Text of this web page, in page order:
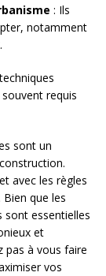
: Ils
notamment
requis
sont un
avec les règles
que les
sont essentielles
et
pas à vous faire
vos